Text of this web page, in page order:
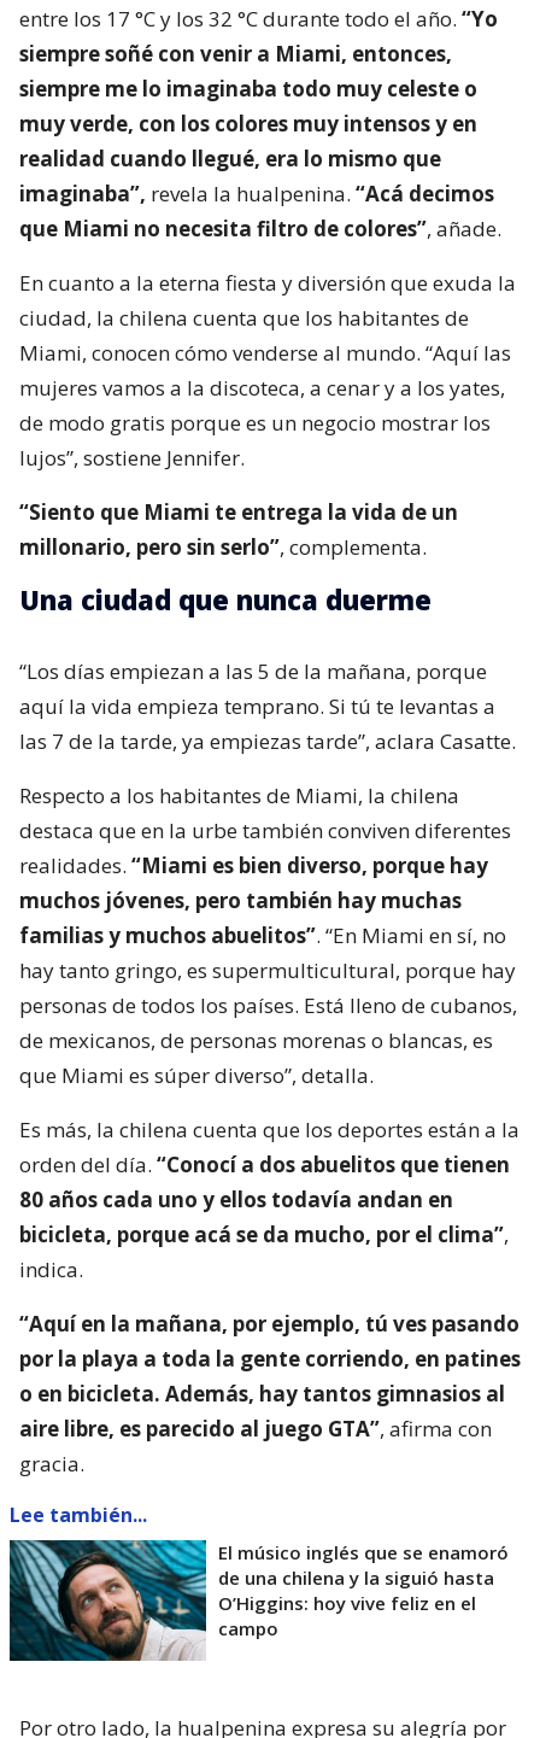
entre los 17 °C y los 32 °C durante todo el año. “Yo
siempre soñé con venir a Miami, entonces,
siempre me lo imaginaba todo muy celeste o
muy verde, con los colores muy intensos y en
realidad cuando llegué, era lo mismo que
imaginaba”, revela la hualpenina. “Acá decimos
que Miami no necesita filtro de colores”, añade.
En cuanto a la eterna fiesta y diversión que exuda la
ciudad, la chilena cuenta que los habitantes de
Miami, conocen cómo venderse al mundo. “Aquí las
mujeres vamos a la discoteca, a cenar y a los yates,
de modo gratis porque es un negocio mostrar los
lujos”, sostiene Jennifer.
“Siento que Miami te entrega la vida de un
millonario, pero sin serlo”, complementa.
Una ciudad que nunca duerme
“Los días empiezan a las 5 de la mañana, porque
aquí la vida empieza temprano. Si tú te levantas a
las 7 de la tarde, ya empiezas tarde”, aclara Casatte.
Respecto a los habitantes de Miami, la chilena
destaca que en la urbe también conviven diferentes
realidades. “Miami es bien diverso, porque hay
muchos jóvenes, pero también hay muchas
familias y muchos abuelitos”. “En Miami en sí, no
hay tanto gringo, es supermulticultural, porque hay
personas de todos los países. Está lleno de cubanos,
de mexicanos, de personas morenas o blancas, es
que Miami es súper diverso”, detalla.
Es más, la chilena cuenta que los deportes están a la
orden del día. “Conocí a dos abuelitos que tienen
80 años cada uno y ellos todavía andan en
bicicleta, porque acá se da mucho, por el clima”,
indica.
“Aquí en la mañana, por ejemplo, tú ves pasando
por la playa a toda la gente corriendo, en patines
o en bicicleta. Además, hay tantos gimnasios al
aire libre, es parecido al juego GTA”, afirma con
gracia.
Lee también...
El músico inglés que se enamoró
de una chilena y la siguió hasta
O’Higgins: hoy vive feliz en el
campo
Por otro lado, la hualpenina expresa su alegría por